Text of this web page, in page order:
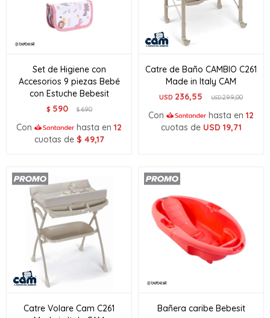
Set de Higiene con
Accesorios 9 piezas Bebé
con Estuche Bebesit
$ 590 $690
Con hasta en 12
cuotas de $ 49,17
Catre de Baño CAMBIO C261
Made in Italy CAM
USD 236,55 USD299,00
Con hasta en 12
cuotas de USD 19,71
Catre Volare Cam C261
Bañera caribe Bebesit